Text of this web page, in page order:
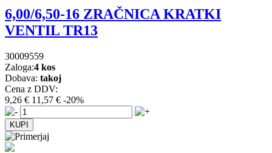
6,00/6,50-16 ZRAČNICA KRATKI
VENTIL TR13
30009559
Zaloga:4 kos
Dobava: takoj
Cena z DDV:
9,26 € 11,57 € -20%